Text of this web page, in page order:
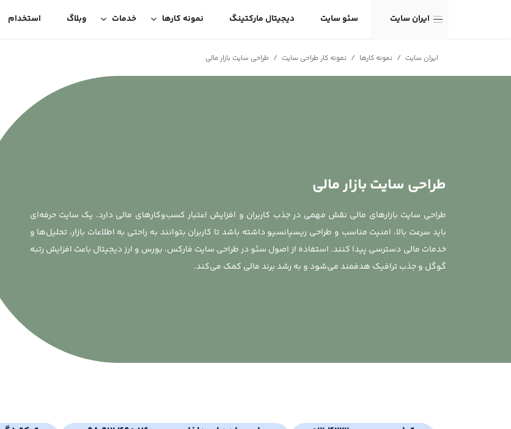
ایران سایت سئو سایت دیجیتال مارکتینگ نمونه کارها خدمات وبلاگ استخدام
ایران سایت / نمونه کارها / نمونه کار طراحی سایت / طراحی سایت بازار مالی
طراحی سایت بازار مالی
طراحی سایت بازارهای مالی نقش مهمی در جذب کاربران و افزایش اعتبار کسب‌وکارهای مالی دارد. یک سایت حرفه‌ای
باید سرعت بالا، امنیت مناسب و طراحی ریسپانسیو داشته باشد تا کاربران بتوانند به راحتی به اطلاعات بازار، تحلیل‌ها و
خدمات مالی دسترسی پیدا کنند. استفاده از اصول سئو در طراحی سایت فارکس، بورس و ارز دیجیتال باعث افزایش رتبه
گوگل و جذب ترافیک هدفمند می‌شود و به رشد برند مالی کمک می‌کند.